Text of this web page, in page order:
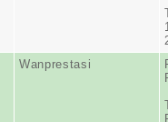
Wanprestasi